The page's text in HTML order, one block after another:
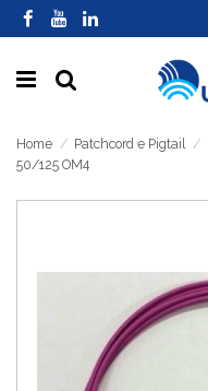
Home Patchcord e Pigtail
50/125 OM4